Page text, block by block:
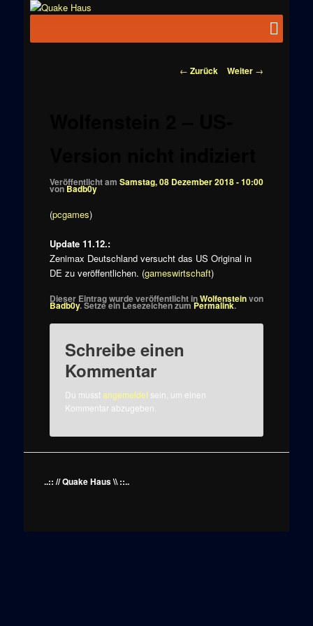
News zu
Beitragsnavigation
← Zurück Weiter →
Veröffentlicht am Samstag, 08 Dezember 2018 - 10:00
vonBadb0y
(pcgames)
Update 11.12.:
Zenimax Deutschland versucht das US Original in
DE zu veröffentlichen. (gameswirtschaft)
Dieser Eintrag wurde veröffentlicht inWolfensteinvon
Badb0y. Setze ein Lesezeichen zumPermalink.
Schreibe einen
Kommentar
Du musstangemeldetsein, um einen
Kommentar abzugeben.
..:: // Quake Haus \\ ::..